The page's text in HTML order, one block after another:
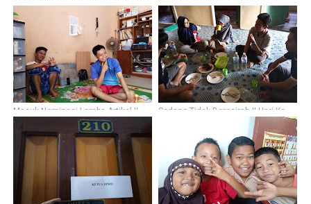
Masuk Nominasi Lomba Artikel ||
Hari Ke-366
Sedang Tidak Bergairah || Hari Ke-